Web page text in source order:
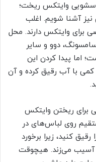
وایتکس ریخت؛
آشنا شویم. اغلب
وایتکس دارند. محل
دوو و سایر
اما پیدا کردن این
با آب رقیق کرده و آن
برای ریختن وایتکس
روی لباس‌های در
کنید، زیرا برخورد
آسیب می‌زند. هیچوقت